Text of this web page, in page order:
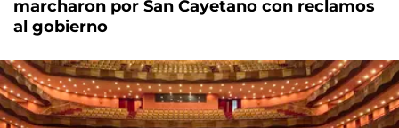
marcharon por San Cayetano con reclamos
al gobierno